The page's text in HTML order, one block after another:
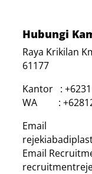
Hubungi
Raya Krikilan
61177
Kantor : +6231
WA : +62812
Email